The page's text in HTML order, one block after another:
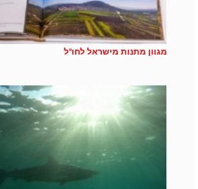
מגוון מתנות מישראל לחו"ל